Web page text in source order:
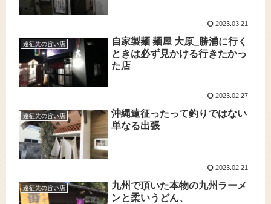
2023.03.21
遠征先の旨い店
自家製麺 麺屋 大原‗勝浦に行く
ときは必ず見かける行きたかっ
た店
2023.02.27
遠征先の旨い店
沖縄遠征ったって釣りではない
単なる出張
2023.02.21
遠征先の旨い店
九州で頂いた本物の九州ラーメ
ンと柔いうどん、